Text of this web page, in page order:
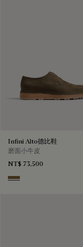
Infini Alto德比鞋
磨面小牛皮
NT$ 73,500
Kaki